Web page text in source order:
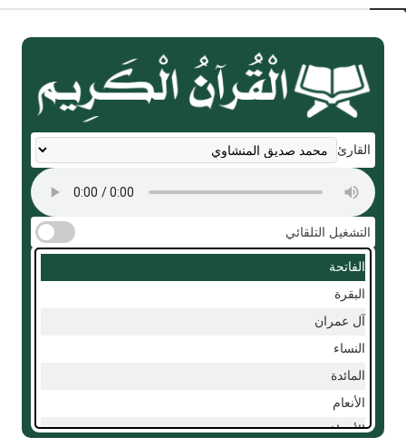
القارئ
التشغيل التلقائي
الفاتحة
البقرة
آل عمران
النساء
المائدة
الأنعام
الأعراف